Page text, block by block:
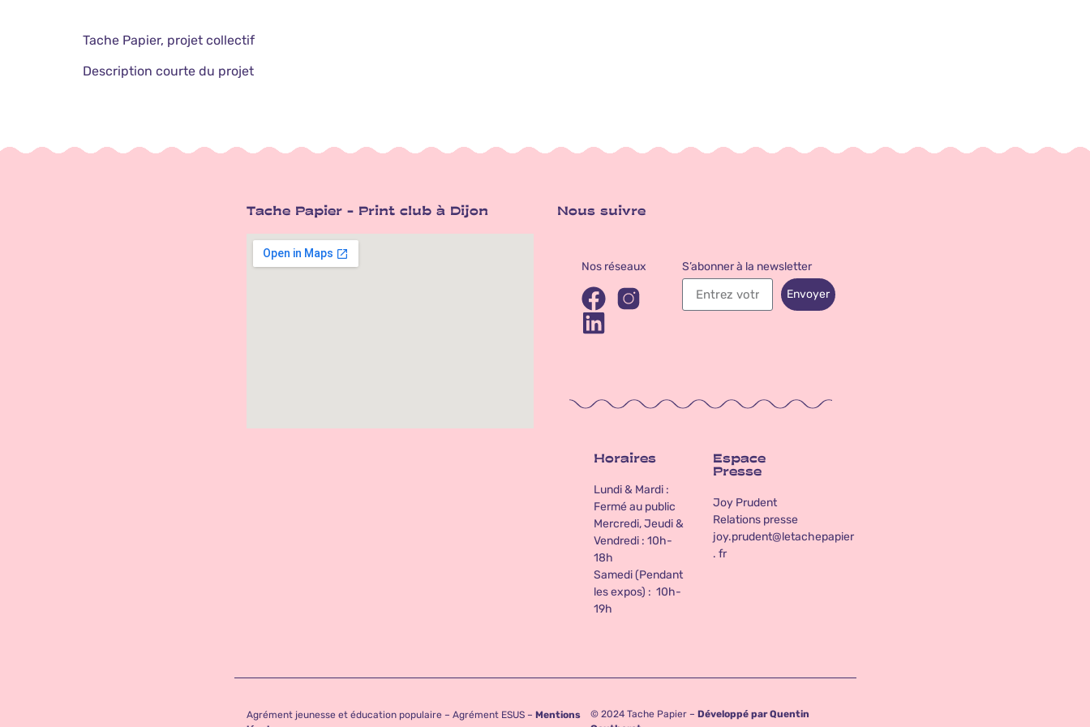
Tache Papier, projet collectif
Description courte du projet
Tache Papier - Print club à Dijon Nous suivre
Nos réseaux S’abonner à la newsletter
Envoyer
Horaires
Lundi & Mardi :
Fermé au public
Mercredi, Jeudi &
Vendredi : 10h-
18h
Samedi (Pendant
les expos) : 10h-
19h
Espace
Presse
Joy Prudent
Relations presse
joy.prudent@letachepapier
. fr
Agrément jeunesse et éducation populaire – Agrément ESUS – Mentions
© 2024 Tache Papier –Développé par Quentin